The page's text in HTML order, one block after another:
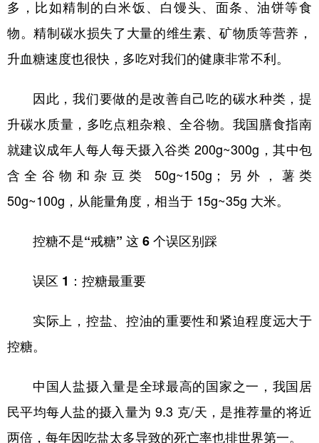
多，比如精制的白米饭、白馒头、面条、油饼等食
物。精制碳水损失了大量的维生素、矿物质等营养，
升血糖速度也很快，多吃对我们的健康非常不利。
因此，我们要做的是改善自己吃的碳水种类，提
升碳水质量，多吃点粗杂粮、全谷物。我国膳食指南
就建议成年人每人每天摄入谷类 200g~300g，其中包
含全谷物和杂豆类 50g~150g；另外，薯类
50g~100g，从能量角度，相当于 15g~35g 大米。
控糖不是“戒糖” 这 6 个误区别踩
误区 1：控糖最重要
实际上，控盐、控油的重要性和紧迫程度远大于
控糖。
中国人盐摄入量是全球最高的国家之一，我国居
民平均每人盐的摄入量为 9.3 克/天，是推荐量的将近
两倍，每年因吃盐太多导致的死亡率也排世界第一。